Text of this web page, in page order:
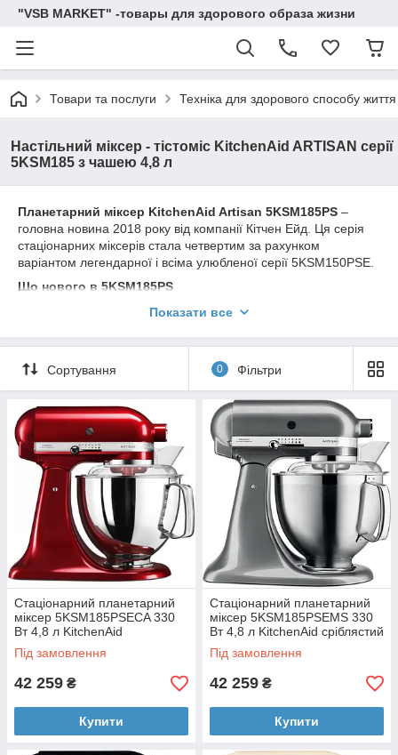
"VSB MARKET" -товары для здорового образа жизни
Товари та послуги Техніка для здорового способу життя
Настільний міксер - тістоміс KitchenAid ARTISAN серії
5KSM185 з чашею 4,8 л
Планетарний міксер KitchenAid Artisan 5KSM185PS –
головна новина 2018 року від компанії Кітчен Ейд. Ця серія
стаціонарних міксерів стала четвертим за рахунком
варіантом легендарної і всіма улюбленої серії 5KSM150PSE.
Що нового в 5KSM185PS
Корпус з цинку. Всі змінні насадки (включаючи лопатку і гак)
аксесуарів в 5KSM150PSE і 5KSM175PS Це означає, що їх
можна мити в посудомийній машині. Раніше ці елементи
комплектації належало мити вручну м'якою губкою.
Найбільше це, звичайно, не подобалося невеликим
кондитерським, де за нормами санобробки вся посуд
повинна бути помыта в посудомийці. Та й не складно уявити,
як гальмувався ресторанний конвеєр необхідністю відтирати,
не поспішаючи, засохло тісто з насадок. Зрозуміло, мили їх
все ж, як швидше, тому насадки швидко дряпалися і темніли.
Віночок ж в принципі линял.
Показати все
Сортування 0 Фільтри
Стаціонарний планетарний
міксер 5KSM185PSECA 330
Вт 4,8 л KitchenAid
карамельне яблуко
Під замовлення
42 259 ₴
Купити
Стаціонарний планетарний
міксер 5KSM185PSEMS 330
Вт 4,8 л KitchenAid сріблястий
Під замовлення
42 259 ₴
Купити